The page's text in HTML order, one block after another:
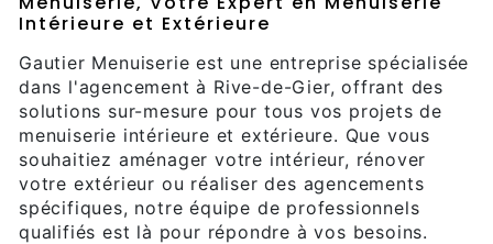
Intérieure et Extérieure
Gautier Menuiserie est une entreprise spécialisée
dans l'agencement à Rive-de-Gier, offrant des
solutions sur-mesure pour tous vos projets de
menuiserie intérieure et extérieure. Que vous
souhaitiez aménager votre intérieur, rénover
votre extérieur ou réaliser des agencements
spécifiques, notre équipe de professionnels
qualifiés est là pour répondre à vos besoins.